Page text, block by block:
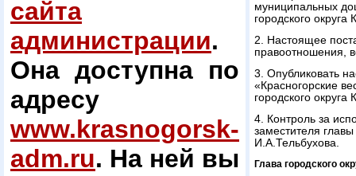
сайта
администрации.
Она доступна по
адресу
www.krasnogorsk-
adm.ru. На ней вы
муниципальных
городского
2. Настоящее
правоотношения,
3. Опубликовать
«Красногорские
городского
4. Контроль за
заместителя
И.А.Тельбухова.
Глава городского